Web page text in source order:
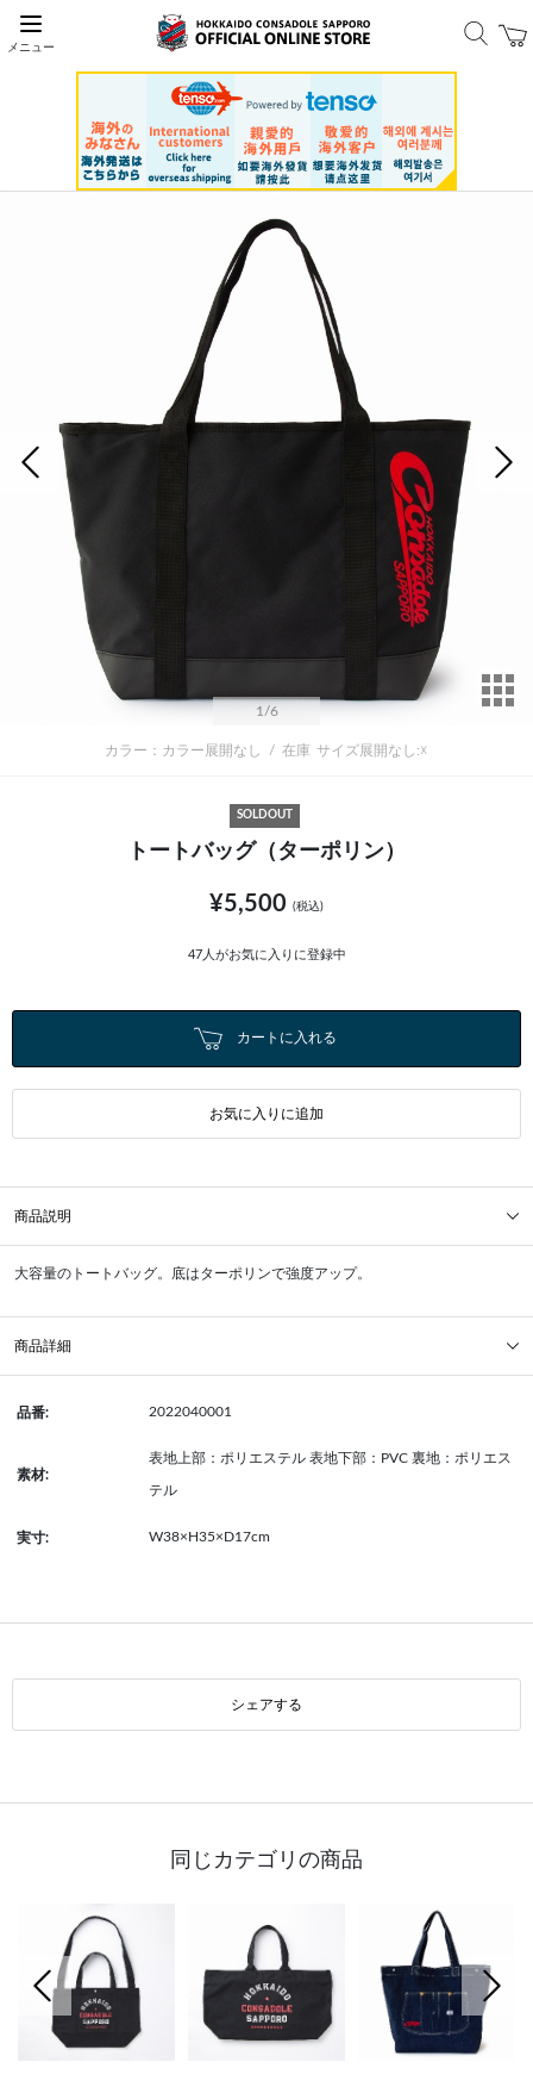
メニュー
前の画像
1 /6
カラー：カラー展開なし / 在庫 サイズ展開なし:☓
SOLDOUT
トートバッグ（ターポリン）
¥5,500 (税込)
47人がお気に入りに登録中
カートに入れる
お気に入りに追加
商品説明
大容量のトートバッグ。底はターポリンで強度アップ。
商品詳細
品番: 2022040001
素材:
表地上部：ポリエステル 表地下部：PVC 裏地：ポリエス
テル
実寸: W38×H35×D17cm
シェアする
同じカテゴリの商品
前の画像